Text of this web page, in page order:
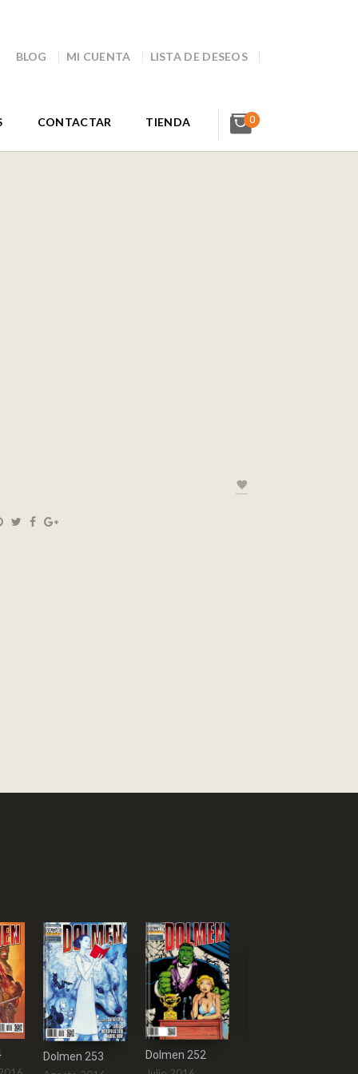
BLOG MI CUENTA LISTA DE DESEOS
CONTACTAR TIENDA 0
Dolmen 253
Dolmen 252